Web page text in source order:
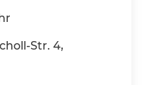
Str. 4,